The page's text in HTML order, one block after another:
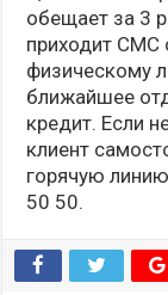
обещает за 3
приходит СМС
физическому
ближайшее
кредит. Если
клиент
горячую
50 50.